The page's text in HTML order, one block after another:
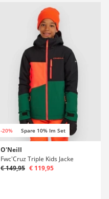
-20% Spare 10% Im Set
O'Neill
Fwc'Cruz Triple Kids Jacke
€ 149,95 € 119,95